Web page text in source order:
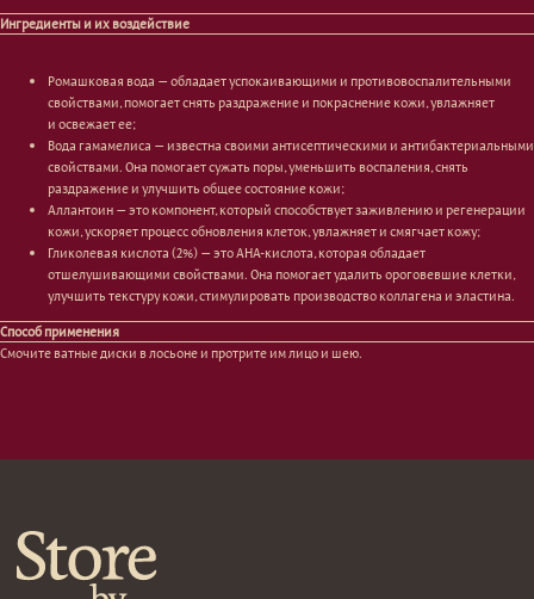
Ингредиенты и их воздействие
Ромашковая вода — обладает успокаивающими и противовоспалительными
свойствами, помогает снять раздражение и покраснение кожи, увлажняет
и освежает ее;
Вода гамамелиса — известна своими антисептическими и антибактериальными
свойствами. Она помогает сужать поры, уменьшить воспаления, снять
раздражение и улучшить общее состояние кожи;
Аллантоин — это компонент, который способствует заживлению и регенерации
кожи, ускоряет процесс обновления клеток, увлажняет и смягчает кожу;
Гликолевая кислота (2%) — это AHA-кислота, которая обладает
отшелушивающими свойствами. Она помогает удалить ороговевшие клетки,
улучшить текстуру кожи, стимулировать производство коллагена и эластина.
Способ применения
Смочите ватные диски в лосьоне и протрите им лицо и шею.
Уход за ногами
Средства для ванны
Гаджеты
Сертификаты
Наборы
персональных данных
Политика
конфиденциальности
Договор оферта
Ретинол
Восстановление
Уход за губами
Декоротивная косметика
Волосы
Шампуни
Кондиционеры/бальзамы
Маски/скрабы
Спреи
Средства для укладки